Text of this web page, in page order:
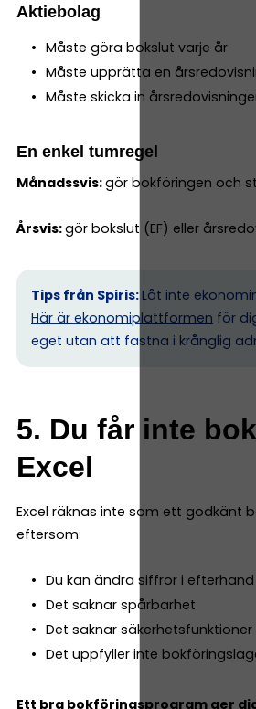
Aktiebolag
Måste göra bokslut varje år
Måste upprätta en
Måste skicka in
En enkel tumregel
Månadssvis:gör bokföringen och
Årsvis:gör bokslut (EF) eller
Tips från Spiris: Låt inte
Här är ekonomiplattformen för
eget utan att fastna i krånglig
5. Du får inte
Excel
Excel räknas inte som ett godkänt
eftersom:
Du kan ändra siffror i efterhand
Det saknar spårbarhet
Det saknar säkerhetsfunktioner
Det uppfyller inte
Ett bra bokföringsprogram ger